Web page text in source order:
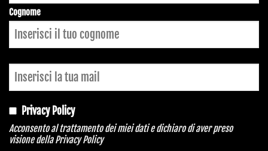
Cognome
Privacy Policy
Acconsento al trattamento dei miei dati e dichiaro di aver preso
visione dellaPrivacy Policy